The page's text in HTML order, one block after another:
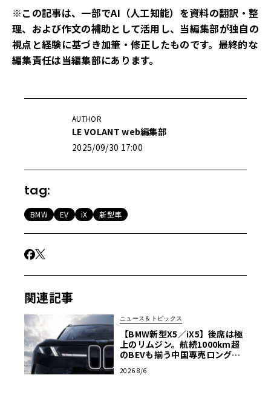
※この記事は、一部でAI（人工知能）を資料の翻訳・整
理、および作文の補助として活用し、当編集部が独自の
視点と経験に基づき加筆・修正したものです。最終的な
編集責任は当編集部にあります。
AUTHOR
LE VOLANT web編集部
2025/09/30 17:00
tag:
BMW EV iX 新型車
関連記事
ニュース＆トピックス
【BMW新型X5／iX5】後席は極
上のリムジン。航続1000km超
のBEVも揃う中国専売ロング仕
2026 8/6